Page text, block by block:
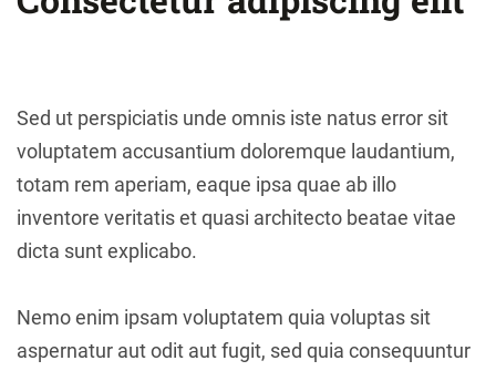
Sed ut perspiciatis unde omnis iste natus error sit
voluptatem accusantium doloremque laudantium,
totam rem aperiam, eaque ipsa quae ab illo
inventore veritatis et quasi architecto beatae vitae
dicta sunt explicabo.
Nemo enim ipsam voluptatem quia voluptas sit
aspernatur aut odit aut fugit, sed quia consequuntur